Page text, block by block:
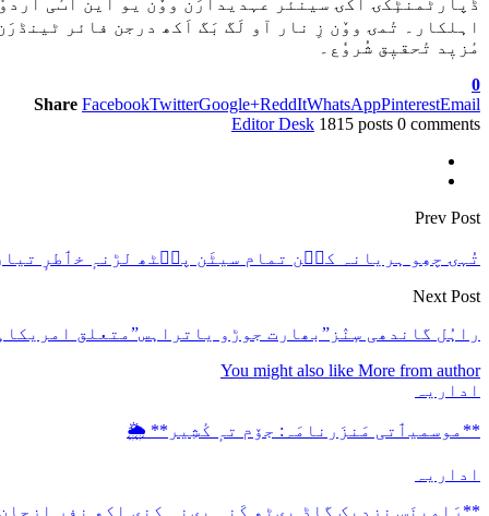
اہلکار۔ تٔمۍ ووٚن زِ نار آو لَگ بَگ اَکھ درجن فائر
مٔزیٖد تٔحقیٖق شُروٗع۔
0
Share FacebookTwitterGoogle+ReddItWhatsAppPinterestEmail
Editor Desk 1815 posts 0 comments
Prev Post
تُہۍ چھِو ہریانہ کٮ۪ن تمام سیٹَن پٮ۪ٹھ لڑنہٕ خٲطرٕ
Next Post
راہُل گاندھی سٕنٛز”بھارت جوڑو یاتراہس”متعلق
You might also like More from author
اداریہ
**موسمیٲتی مَنزَرنامَہ: جۆم تہٕ کٔشِیر** 🌦️
اداریہ
**رَامبنَس نزدیٖک گاڈِ پؠٹھ کَنہ پؠنہٕ کِنؠ اکھ نفر